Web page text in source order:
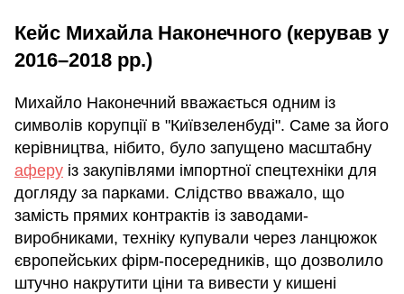
Кейс Михайла Наконечного (керував у
2016–2018 рр.)
Михайло Наконечний вважається одним із
символів корупції в "Київзеленбуді". Саме за його
керівництва, нібито, було запущено масштабну
аферу із закупівлями імпортної спецтехніки для
догляду за парками. Слідство вважало, що
замість прямих контрактів із заводами-
виробниками, техніку купували через ланцюжок
європейських фірм-посередників, що дозволило
штучно накрутити ціни та вивести у кишені